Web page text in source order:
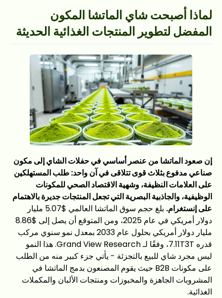
لماذا أصبحت شاي الماتشا المكون
المفضل لتطوير المنتجات الغذائية الحديثة
إن صعود الماتشا من عنصر أساسي في حفلات الشاي إلى مكون
صناعي مدفوع بثلاث قوى تتلاقى في آن واحد: طلب المستهلكين
على العلامات النظيفة، وشهية الاقتصاد الصحي للمكونات
الوظيفية، والجاذبية البصرية التي تجعل المنتجات جديرة بالاهتمام
على إنستغرام.
بلغ حجم سوق الماتشا العالمي $5.07 مليار
دولار أمريكي في عام 2025، ومن المتوقع أن يصل إلى $8.86
مليار دولار أمريكي بحلول عام 2033 بمعدل نمو سنوي مركب
قدره 7.11T3T، وفقًا لـ Grand View Research. هذا النمو
ليس مجرد شاي للبيع بالتجزئة - يأتي جزء كبير منه من الطلب
على مكونات B2B حيث يقوم المصنعون بدمج الماتشا في
المشروبات الجاهزة والمخبوزات ومنتجات الألبان والمكملات
الغذائية.